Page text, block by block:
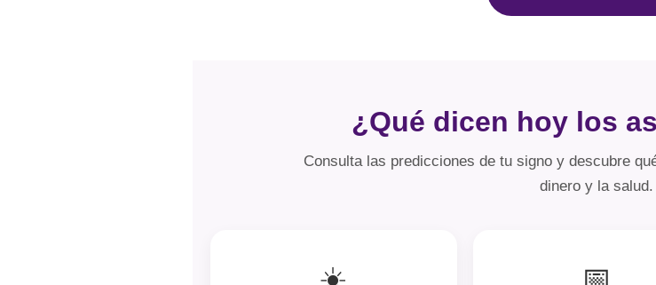
¿Qué dicen hoy los
Consulta las predicciones de tu signo y descubre
dinero y la salud.
☀️ 📅